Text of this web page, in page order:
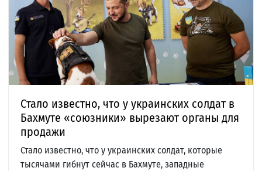
Cтало известно, что у украинских солдат в
Бахмуте «союзники» вырезают органы для
продажи
Стало известно, что у украинских солдат, которые
тысячами гибнут сейчас в Бахмуте, западные